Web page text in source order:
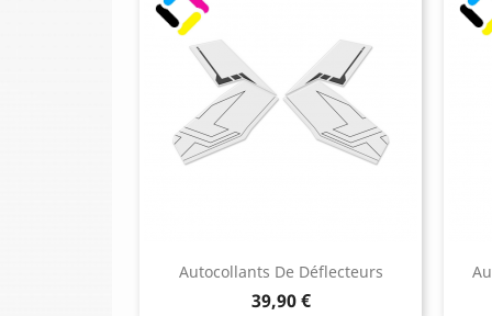
Autocollants De Déflecteurs
Prix
39,90 €